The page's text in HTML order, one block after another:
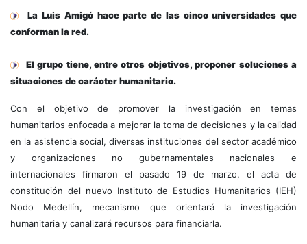
La Luis Amigó hace parte de las cinco universidades que
conforman la red.
El grupo tiene, entre otros objetivos, proponer soluciones a
situaciones de carácter humanitario.
Con el objetivo de promover la investigación en temas
humanitarios enfocada a mejorar la toma de decisiones y la calidad
en la asistencia social, diversas instituciones del sector académico
y organizaciones no gubernamentales nacionales e
internacionales firmaron el pasado 19 de marzo, el acta de
constitución del nuevo Instituto de Estudios Humanitarios (IEH)
Nodo Medellín, mecanismo que orientará la investigación
humanitaria y canalizará recursos para financiarla.